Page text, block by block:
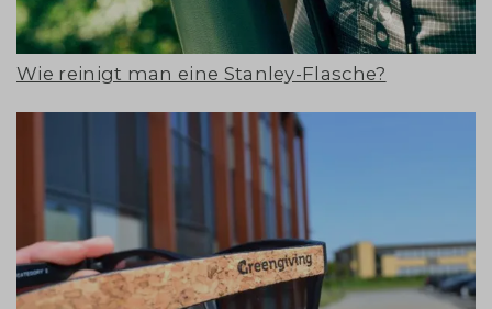
Wie reinigt man eine Stanley-Flasche?